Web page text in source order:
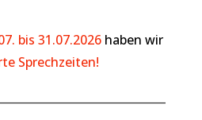
bis 31.07.2026 haben wir
Sprechzeiten!